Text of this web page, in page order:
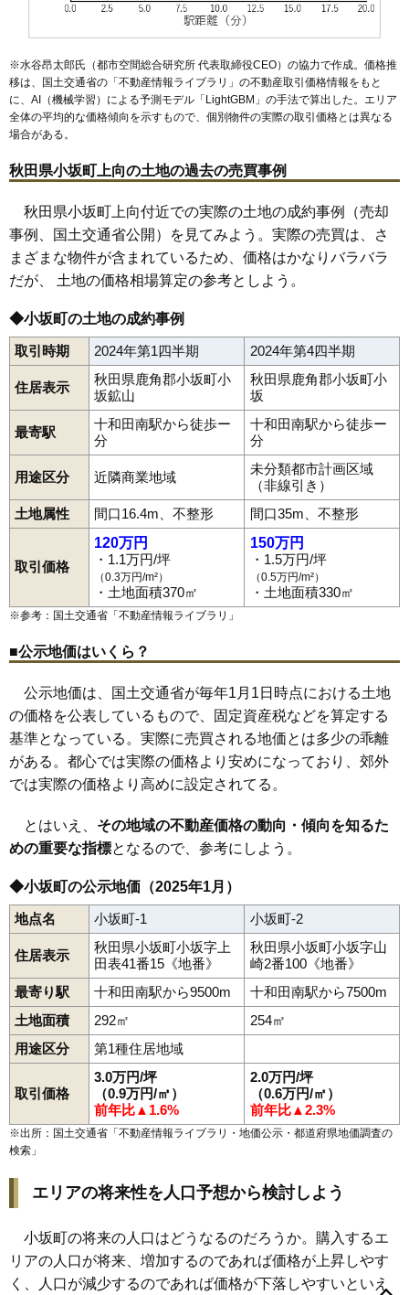
※水谷昂太郎氏（都市空間総合研究所 代表取締役CEO）の協力で作成。価格推
移は、国土交通省の「不動産情報ライブラリ 」の不動産取引価格情報をもと
に、AI（機械学習）による予測モデル「LightGBM」の手法で算出した。エリア
全体の平均的な価格傾向を示すもので、個別物件の実際の取引価格とは異なる
場合がある。
秋田県小坂町上向の土地の過去の売買事例
秋田県小坂町上向付近での実際の土地の成約事例（売却
事例、国土交通省公開）を見てみよう。実際の売買は、さ
まざまな物件が含まれているため、価格はかなりバラバラ
だが、 土地の価格相場算定の参考としよう。
◆小坂町の土地の成約事例
取引時期 2024年第1四半期 2024年第4四半期
住居表示
秋田県鹿角郡小坂町小
坂鉱山
秋田県鹿角郡小坂町小
坂
最寄駅
十和田南駅から徒歩ー
分
十和田南駅から徒歩ー
分
用途区分 近隣商業地域
未分類都市計画区域
（非線引き）
土地属性
間口16.4m、不整形 間口35m、不整形
取引価格
120万円
・1.1万円/坪
（0.3万円/m²）
・土地面積370㎡
150万円
・1.5万円/坪
（0.5万円/m²）
・土地面積330㎡
※参考：国土交通省「不動産情報ライブラリ 」
■公示地価はいくら？
公示地価は、国土交通省が毎年1月1日時点における土地
の価格を公表しているもので、固定資産税などを算定する
基準となっている。実際に売買される地価とは多少の乖離
がある。都心では実際の価格より安めになっており、郊外
では実際の価格より高めに設定されてる。
とはいえ、 その地域の不動産価格の動向・傾向を知るた
めの重要な指標となるので、参考にしよう。
◆小坂町の公示地価（2025年1月）
地点名 小坂町-1 小坂町-2
住居表示
秋田県小坂町小坂字上
田表41番15《地番》
秋田県小坂町小坂字山
崎2番100《地番》
最寄り駅
十和田南駅から9500m
十和田南駅から7500m
土地面積
292㎡
254㎡
用途区分
第1種住居地域
取引価格
3.0万円/坪
（0.9万円/㎡）
前年比▲1.6%
2.0万円/坪
（0.6万円/㎡）
前年比▲2.3%
※出所：国土交通省「不動産情報ライブラリ・地価公示・都道府県地価調査の
検索 」
エリアの将来性を人口予想から検討しよう
小坂町の将来の人口はどうなるのだろうか。購入するエ
リアの人口が将来、増加するのであれば価格が上昇しやす
く、人口が減少するのであれば価格が下落しやすいといえ